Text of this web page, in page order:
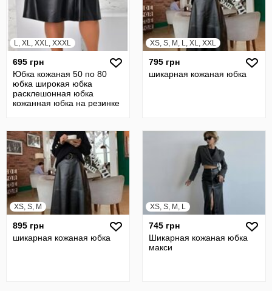
L, XL, XXL, XXXL
695 грн
Юбка кожаная 50 по 80
юбка широкая юбка
расклешонная юбка
кожанная юбка на резинке
XS, S, M, L, XL, XXL
795 грн
шикарная кожаная юбка
XS, S, M
895 грн
шикарная кожаная юбка
XS, S, M, L
745 грн
Шикарная кожаная юбка
макси